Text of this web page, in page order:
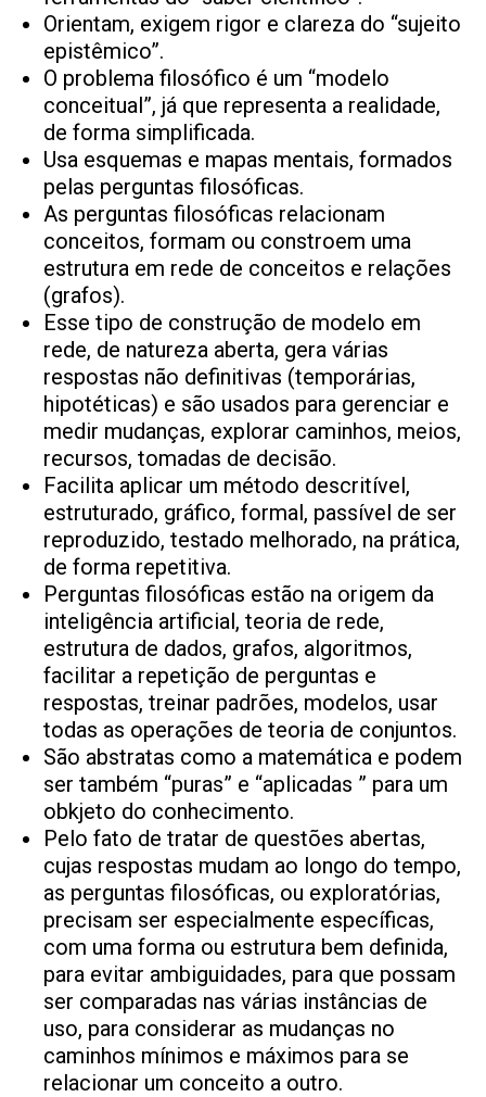
Orientam, exigem rigor e clareza do “sujeito
epistêmico”.
O problema filosófico é um “modelo
conceitual”, já que representa a realidade,
de forma simplificada.
Usa esquemas e mapas mentais, formados
pelas perguntas filosóficas.
As perguntas filosóficas relacionam
conceitos, formam ou constroem uma
estrutura em rede de conceitos e relações
(grafos).
Esse tipo de construção de modelo em
rede, de natureza aberta, gera várias
respostas não definitivas (temporárias,
hipotéticas) e são usados para gerenciar e
medir mudanças, explorar caminhos, meios,
recursos, tomadas de decisão.
Facilita aplicar um método descritível,
estruturado, gráfico, formal, passível de ser
reproduzido, testado melhorado, na prática,
de forma repetitiva.
Perguntas filosóficas estão na origem da
inteligência artificial, teoria de rede,
estrutura de dados, grafos, algoritmos,
facilitar a repetição de perguntas e
respostas, treinar padrões, modelos, usar
todas as operações de teoria de conjuntos.
São abstratas como a matemática e podem
ser também “puras” e “aplicadas ” para um
obkjeto do conhecimento.
Pelo fato de tratar de questões abertas,
cujas respostas mudam ao longo do tempo,
as perguntas filosóficas, ou exploratórias,
precisam ser especialmente específicas,
com uma forma ou estrutura bem definida,
para evitar ambiguidades, para que possam
ser comparadas nas várias instâncias de
uso, para considerar as mudanças no
caminhos mínimos e máximos para se
relacionar um conceito a outro.